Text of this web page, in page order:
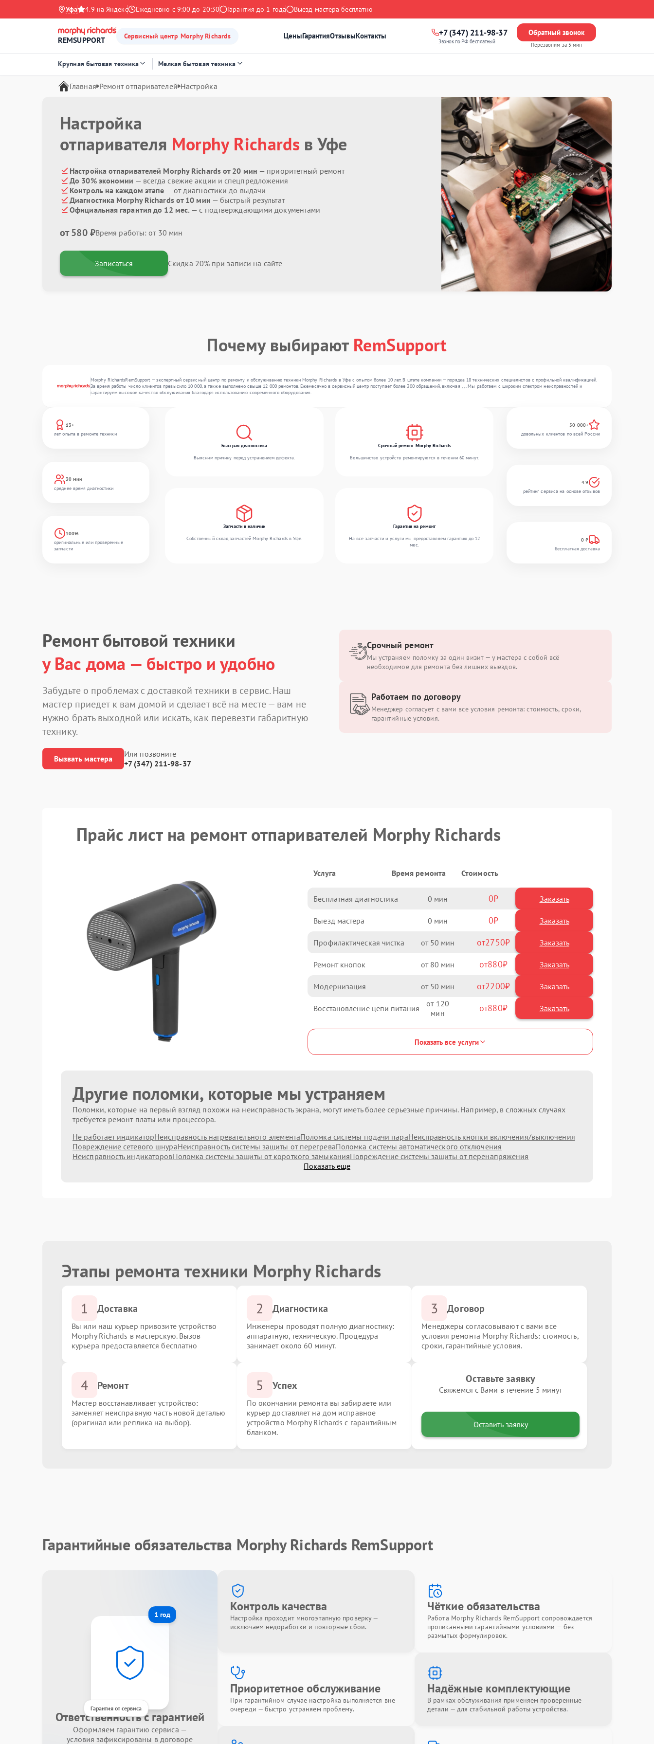
Уфа 4.9 на Яндекс Ежедневно с 9:00 до 20:30 Гарантия до 1 года Выезд мастера бесплатно
REMSUPPORT Сервисный центр Morphy Richards ЦеныГарантияОтзывыКонтакты +7 (347) 211-98-37
Звонок по РФ бесплатный
Обратный звонок
Перезвоним за 5 мин
Крупная бытовая техника Мелкая бытовая техника
Главная Ремонт отпаривателей Настройка
Настройка
отпаривателя Morphy Richards в Уфе
Настройка отпаривателей Morphy Richards от 20 мин — приоритетный ремонт
До 30% экономии — всегда свежие акции и спецпредложения
Контроль на каждом этапе — от диагностики до выдачи
Диагностика Morphy Richards от 10 мин — быстрый результат
Официальная гарантия до 12 мес. — с подтверждающими документами
от 580 ₽Время работы: от 30 мин
Записаться Скидка 20% при записи на сайте
Почему выбирают RemSupport
Morphy RichardsRemSupport — экспертный сервисный центр по ремонту и обслуживанию техники Morphy Richards в Уфе с опытом более 10 лет. В штате компании — порядка 18 технических специалистов с профильной квалификацией.
За время работы число клиентов превысило 10 000, а также выполнено свыше 12 000 ремонтов. Ежемесячно в сервисный центр поступает более 300 обращений, включая , , . Мы работаем с широким спектром неисправностей и
гарантируем высокое качество обслуживания благодаря использованию современного оборудования.
13+
лет опыта в ремонте техники
30 мин
среднее время диагностики
100%
оригинальные или проверенные
запчасти
Быстрая диагностика
Выясним причину перед устранением дефекта.
Срочный ремонт Morphy Richards
Большинство устройств ремонтируются в течении 60 минут.
Запчасти в наличии
Собственный склад запчастей Morphy Richards в Уфе.
Гарантия на ремонт
На все запчасти и услуги мы предоставляем гарантию до 12
мес.
50 000+
довольных клиентов по всей России
4.9
рейтинг сервиса на основе отзывов
0 ₽
бесплатная доставка
Ремонт бытовой техники
у Вас дома — быстро и удобно
Забудьте о проблемах с доставкой техники в сервис. Наш
мастер приедет к вам домой и сделает всё на месте — вам не
нужно брать выходной или искать, как перевезти габаритную
технику.
Вызвать мастера
Или позвоните
+7 (347) 211-98-37
Срочный ремонт
Мы устраняем поломку за один визит — у мастера с собой всё
необходимое для ремонта без лишних выездов.
Работаем по договору
Менеджер согласует с вами все условия ремонта: стоимость, сроки,
гарантийные условия.
Прайс лист на ремонт отпаривателей Morphy Richards
Услуга Время ремонта Стоимость
Бесплатная диагностика 0 0 Заказать
Выезд мастера 0 0 Заказать
Профилактическая чистка 50 2750
Ремонт кнопок 80 880
Модернизация 50 2200
Восстановление цепи питания 120 880
Показать все услуги
Другие поломки, которые мы устраняем
Поломки, которые на первый взгляд похожи на неисправность экрана, могут иметь более серьезные причины. Например, в сложных случаях
требуется ремонт платы или процессора.
Не работает индикаторНеисправность нагревательного элементаПоломка системы подачи параНеисправность кнопки включения/выключения
Повреждение сетевого шнураНеисправность системы защиты от перегреваПоломка системы автоматического отключения
Неисправность индикаторовПоломка системы защиты от короткого замыканияПовреждение системы защиты от перенапряжения
Показать еще
Этапы ремонта техники Morphy Richards
1 Доставка
Вы или наш курьер привозите устройство
Morphy Richards в мастерскую. Вызов
курьера предоставляется бесплатно
2 Диагностика
Инженеры проводят полную диагностику:
аппаратную, техническую. Процедура
занимает около 60 минут.
3 Договор
Менеджеры согласовывают с вами все
условия ремонта Morphy Richards: стоимость,
сроки, гарантийные условия.
4 Ремонт
Мастер восстанавливает устройство:
заменяет неисправную часть новой деталью
(оригинал или реплика на выбор).
5 Успех
По окончании ремонта вы забираете или
курьер доставляет на дом исправное
устройство Morphy Richards с гарантийным
бланком.
Оставьте заявку
Свяжемся с Вами в течение 5 минут
Оставить заявку
Гарантийные обязательства Morphy Richards RemSupport
1 год
Гарантия от сервиса
Ответственность с гарантией
Оформляем гарантию сервиса —
условия зафиксированы в договоре
Контроль качества
Настройка проходит многоэтапную проверку —
исключаем недоработки и повторные сбои.
Чёткие обязательства
Работа Morphy Richards RemSupport сопровождается
прописанными гарантийными условиями — без
размытых формулировок.
Приоритетное обслуживание
При гарантийном случае настройка выполняется вне
очереди — быстро устраняем проблему.
Надёжные комплектующие
В рамках обслуживания применяем проверенные
детали — для стабильной работы устройства.